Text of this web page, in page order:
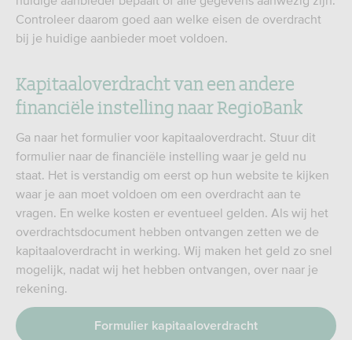
Controleer daarom goed aan welke eisen de overdracht
bij je huidige aanbieder moet voldoen.
Kapitaaloverdracht van een andere
financiële instelling naar RegioBank
Ga naar het formulier voor kapitaaloverdracht. Stuur dit
formulier naar de financiële instelling waar je geld nu
staat. Het is verstandig om eerst op hun website te kijken
waar je aan moet voldoen om een overdracht aan te
vragen. En welke kosten er eventueel gelden. Als wij het
overdrachtsdocument hebben ontvangen zetten we de
kapitaaloverdracht in werking. Wij maken het geld zo snel
mogelijk, nadat wij het hebben ontvangen, over naar je
rekening.
Formulier kapitaaloverdracht